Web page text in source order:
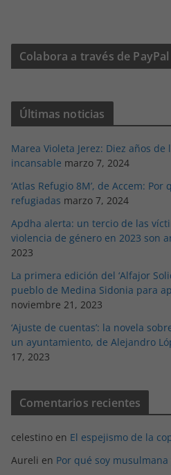
Colabora a través de PayPal
Últimas noticias
Marea Violeta Jerez: Diez años
incansable marzo 7, 2024
‘Atlas Refugio 8M’, de Accem:
refugiadas marzo 7, 2024
Apdha alerta: un tercio de las
violencia de género en 2023 son
2023
La primera edición del ‘Alfajor
pueblo de Medina Sidonia para
noviembre 21, 2023
‘Ajuste de cuentas’: la novela
un ayuntamiento, de Alejandro
17, 2023
Comentarios recientes
celestino en El espejismo de la
Aureli en Por qué soy